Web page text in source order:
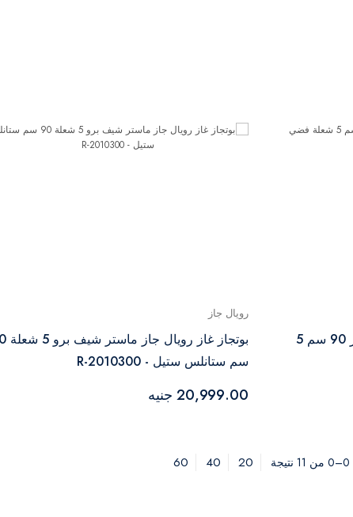
بوتجاز غاز كريستال كاست رويال جاز 90 سم 5
رويال جاز
بوتجاز
سم ستانلس ستيل - R-2010300
20,999.00 جنيه
20
40
60